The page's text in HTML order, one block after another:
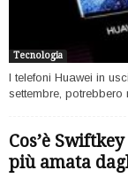
Tecnologia
I telefoni Huawei in
settembre, potrebbero
Cos’è
più amata